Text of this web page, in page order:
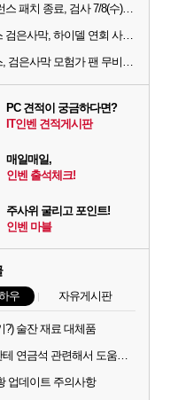
PVE 밸런스 패치 종료, 검사 7/8(수) 패치 핵심 정리
펄어비스 검은사막, 하이델 연회 사전 이벤트 시작
펄어비스, 검은사막 모험가 팬 무비 '마디걸스' 글로벌 상영회 개최
PC 견적이 궁금하다면?
IT인벤 견적게시판
매일매일,
인벤 출석체크!
주사위 굴리고 포인트!
인벤 마블
우 자유게시판
?) 술잔 재료 대체품
뉴비들한테 연금석 관련해서 도움이 될까해서..(벨의심장 등)
업데이트 주의사항